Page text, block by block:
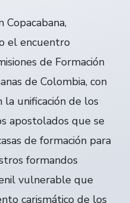
el encuentro
de Formación
de Colombia, con
unificación de los
apostolados que se
de formación para
formandos
vulnerable que
carismático de los